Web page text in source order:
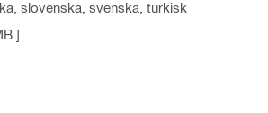
slovenska, svenska, turkisk
]